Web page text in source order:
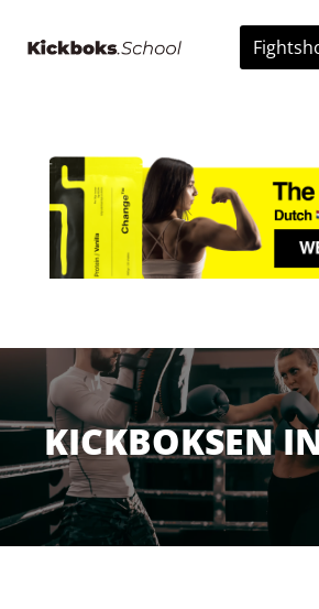
KICKBOKSEN